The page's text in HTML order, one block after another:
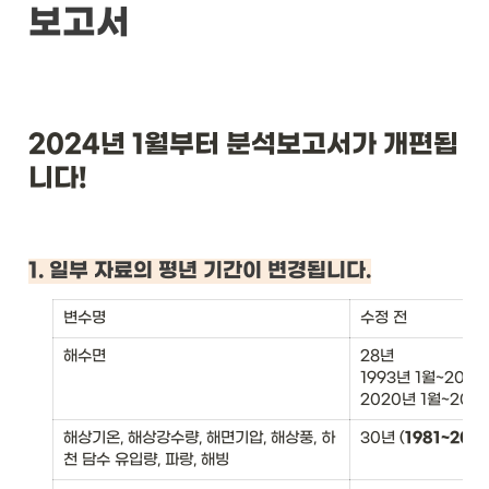
보고서
2024년 1월부터 분석보고서가 개편됩
니다!
1. 일부 자료의 평년 기간이 변경됩니다.
변수명 수정 전
해수면
28년
1993년 1월~2019
2020년 1월~2020
해상기온, 해상강수량, 해면기압, 해상풍, 하
천 담수 유입량, 파랑, 해빙
30년 (1981~2010